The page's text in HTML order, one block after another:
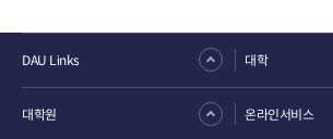
DAU Links 대학
대학원 온라인서비스